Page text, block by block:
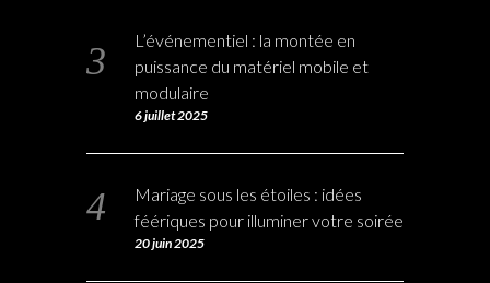
L’événementiel : la montée en
puissance du matériel mobile et
modulaire
6 juillet 2025
Mariage sous les étoiles : idées
féériques pour illuminer votre soirée
20 juin 2025